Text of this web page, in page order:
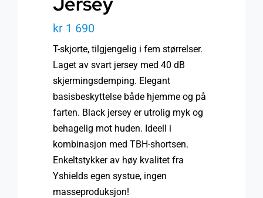
kr 1 690
T-skjorte, tilgjengelig i fem størrelser.
Laget av svart jersey med 40 dB
skjermingsdemping. Elegant
basisbeskyttelse både hjemme og på
farten. Black jersey er utrolig myk og
behagelig mot huden. Ideell i
kombinasjon med TBH-shortsen.
Enkeltstykker av høy kvalitet fra
Yshields egen systue, ingen
masseproduksjon!